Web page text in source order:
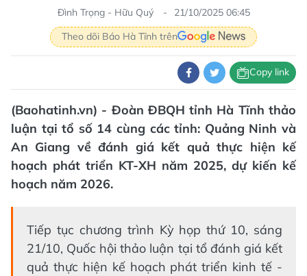
Đình Trọng - Hữu Quý
21/10/2025 06:45
Theo dõi Báo Hà Tĩnh trên
Copy link
(Baohatinh.vn) - Đoàn ĐBQH tỉnh Hà Tĩnh thảo
luận tại tổ số 14 cùng các tỉnh: Quảng Ninh và
An Giang về đánh giá kết quả thực hiện kế
hoạch phát triển KT-XH năm 2025, dự kiến kế
hoạch năm 2026.
Tiếp tục chương trình Kỳ họp thứ 10, sáng
21/10, Quốc hội thảo luận tại tổ đánh giá kết
quả thực hiện kế hoạch phát triển kinh tế -